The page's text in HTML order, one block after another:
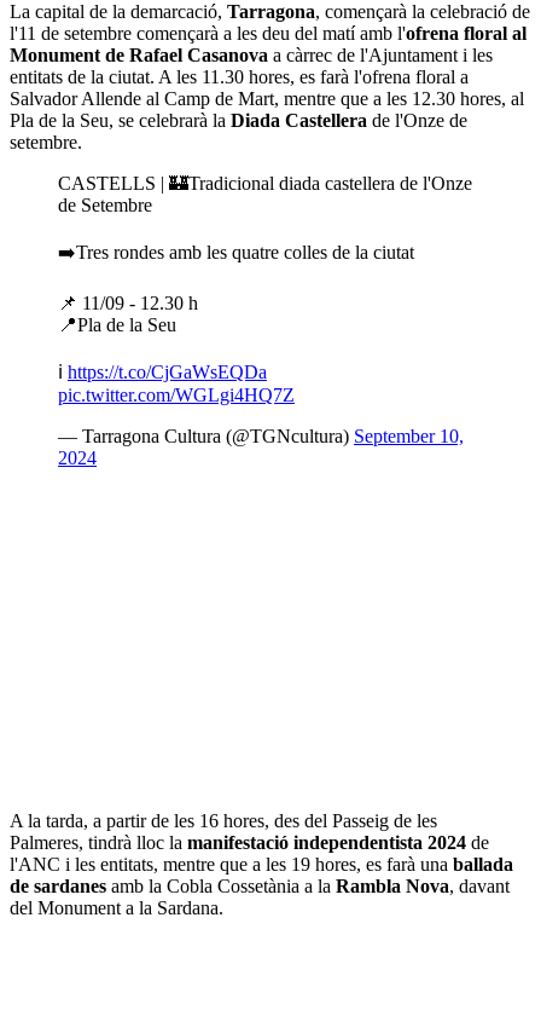
La capital de la demarcació, Tarragona, començarà la celebració de
l'11 de setembre començarà a les deu del matí amb l'ofrena floral al
Monument de Rafael Casanova a càrrec de l'Ajuntament i les
entitats de la ciutat. A les 11.30 hores, es farà l'ofrena floral a
Salvador Allende al Camp de Mart, mentre que a les 12.30 hores, al
Pla de la Seu, se celebrarà la Diada Castellera de l'Onze de
setembre.
CASTELLS | 🏰Tradicional diada castellera de l'Onze
de Setembre
➡️Tres rondes amb les quatre colles de la ciutat
📌 11/09 - 12.30 h
📍Pla de la Seu
ℹ️ https://t.co/CjGaWsEQDa
pic.twitter.com/WGLgi4HQ7Z
— Tarragona Cultura (@TGNcultura) September 10,
2024
A la tarda, a partir de les 16 hores, des del Passeig de les
Palmeres, tindrà lloc la manifestació independentista 2024 de
l'ANC i les entitats, mentre que a les 19 hores, es farà una ballada
de sardanes amb la Cobla Cossetània a la Rambla Nova, davant
del Monument a la Sardana.